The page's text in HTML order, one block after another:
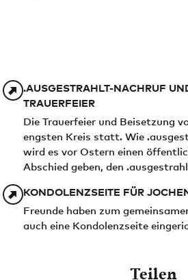
.AUSGESTRAHLT-NACHRUF
TRAUERFEIER
Die Trauerfeier und Beisetzung
engsten Kreis statt. Wie
wird es vor Ostern einen
Abschied geben, den
KONDOLENZSEITE FÜR
Freunde haben zum
auch eine Kondolenzseite
Teilen